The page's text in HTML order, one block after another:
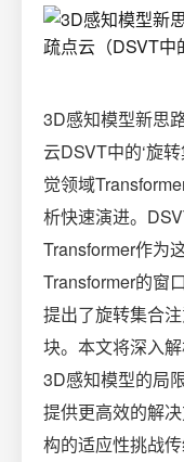
3D感知模型新思
云DSVT中的‘旋
觉领域
析快速演进。
Transformer作为
Transformer的窗
提出了旋转集合
块。本文将深入
3D感知模型的局
提供更高效的解
构的适应性挑战